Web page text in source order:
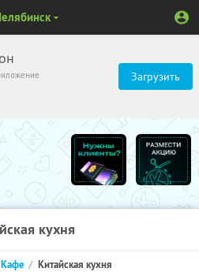
Загрузить
кухня
Кафе Китайская кухня